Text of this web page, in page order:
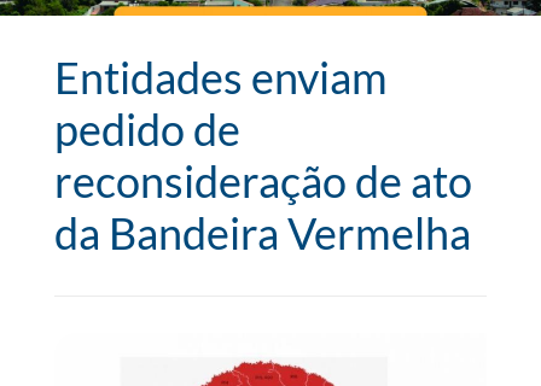
Entidades enviam
pedido de
reconsideração de ato
da Bandeira Vermelha